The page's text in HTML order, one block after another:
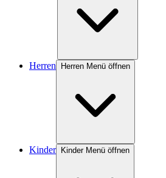
Herren Herren Menü öffnen
Kinder Kinder Menü öffnen